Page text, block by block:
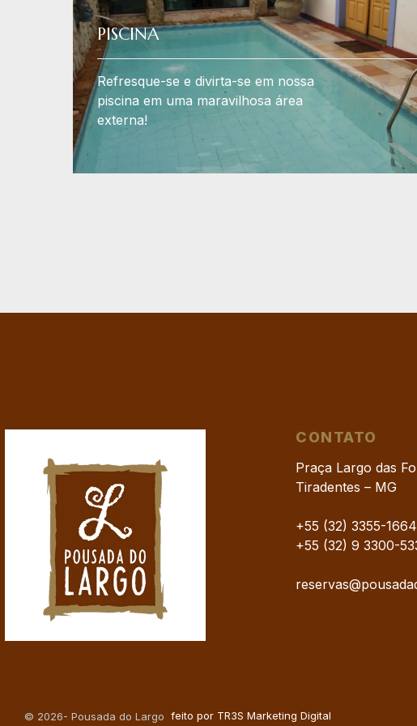
PISCINA
Refresque-se e divirta-se em nossa
piscina em uma maravilhosa área
externa!
CONTATO
Praça Largo das
Tiradentes – MG
+55 (32) 3355-1664
+55 (32) 9 3300-
© 2026- Pousada do Largo feito por TR3S Marketing Digital